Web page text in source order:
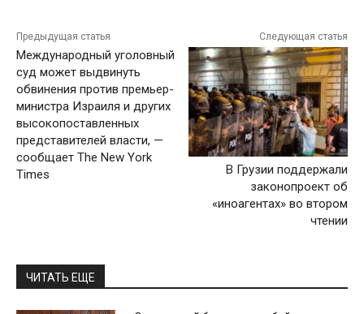
Предыдущая статья
Международный уголовный
суд может выдвинуть
обвинения против премьер-
министра Израиля и других
высокопоставленных
представителей власти, —
сообщает The New York
Times
Следующая статья
В Грузии поддержали
законопроект об
«иноагентах» во втором
чтении
ЧИТАТЬ ЕЩЕ